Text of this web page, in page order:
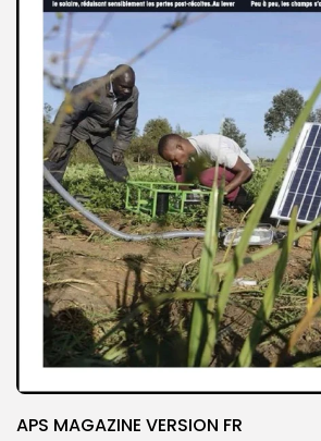
APS MAGAZINE VERSION FR